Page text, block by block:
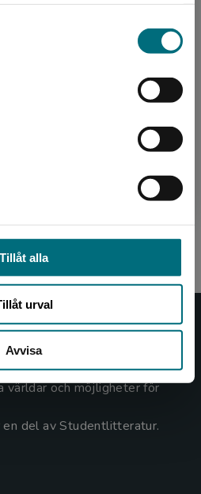
Tillåt alla
urval
Avvisa
slutföra ett köp måste
i Stockholm och bosatt i
2015 med den
ut böcker som väcker läslust
världar och möjligheter för
del av Studentlitteratur.